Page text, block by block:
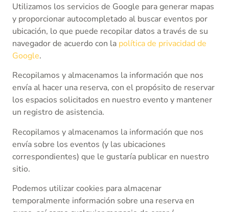
Utilizamos los servicios de Google para generar mapas
y proporcionar autocompletado al buscar eventos por
ubicación, lo que puede recopilar datos a través de su
navegador de acuerdo con la política de privacidad de
Google.
Recopilamos y almacenamos la información que nos
envía al hacer una reserva, con el propósito de reservar
los espacios solicitados en nuestro evento y mantener
un registro de asistencia.
Recopilamos y almacenamos la información que nos
envía sobre los eventos (y las ubicaciones
correspondientes) que le gustaría publicar en nuestro
sitio.
Podemos utilizar cookies para almacenar
temporalmente información sobre una reserva en